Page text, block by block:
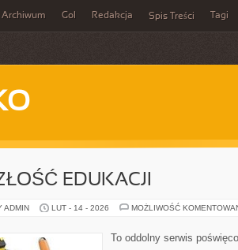
Archiwum Gol Redakcja Spis Treści Tagi
EDUKACJI
ADMIN LUT - 14 - 2026 MOŻLIWOŚĆ
To oddolny serwis